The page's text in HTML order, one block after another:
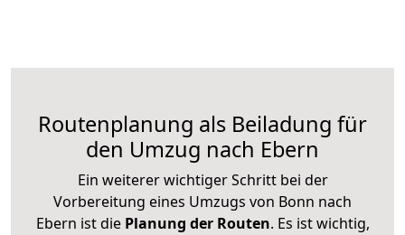
Routenplanung als Beiladung für
den Umzug nach Ebern
Ein weiterer wichtiger Schritt bei der
Vorbereitung eines Umzugs von Bonn nach
Ebern ist diePlanung der Routen. Es ist wichtig,